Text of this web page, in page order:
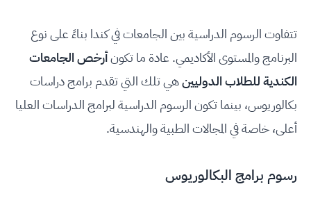
تتفاوت الرسوم الدراسية بين الجامعات في كندا بناءً على نوع
البرنامج والمستوى الأكاديمي. عادة ما تكونأرخص الجامعات
الكندية للطلاب الدوليينهي تلك التي تقدم برامج دراسات
بكالوريوس، بينما تكون الرسوم الدراسية لبرامج الدراسات العليا
أعلى، خاصة في المجالات الطبية والهندسية.
رسوم برامج البكالوريوس